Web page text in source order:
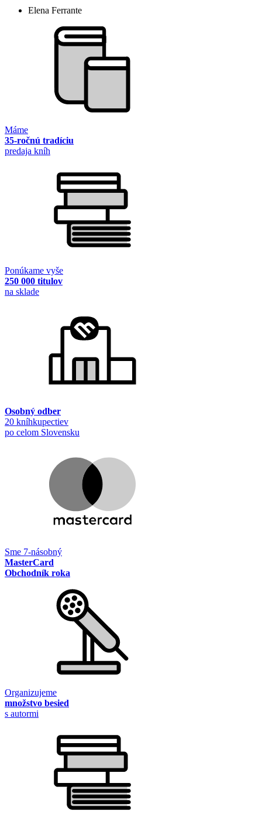
Elena Ferrante
Máme
35-ročnú tradíciu
predaja kníh
Ponúkame vyše
250 000 titulov
na sklade
Osobný odber
20 kníhkupectiev
po celom Slovensku
Sme 7-násobný
MasterCard
Obchodník roka
Organizujeme
množstvo besied
s autormi